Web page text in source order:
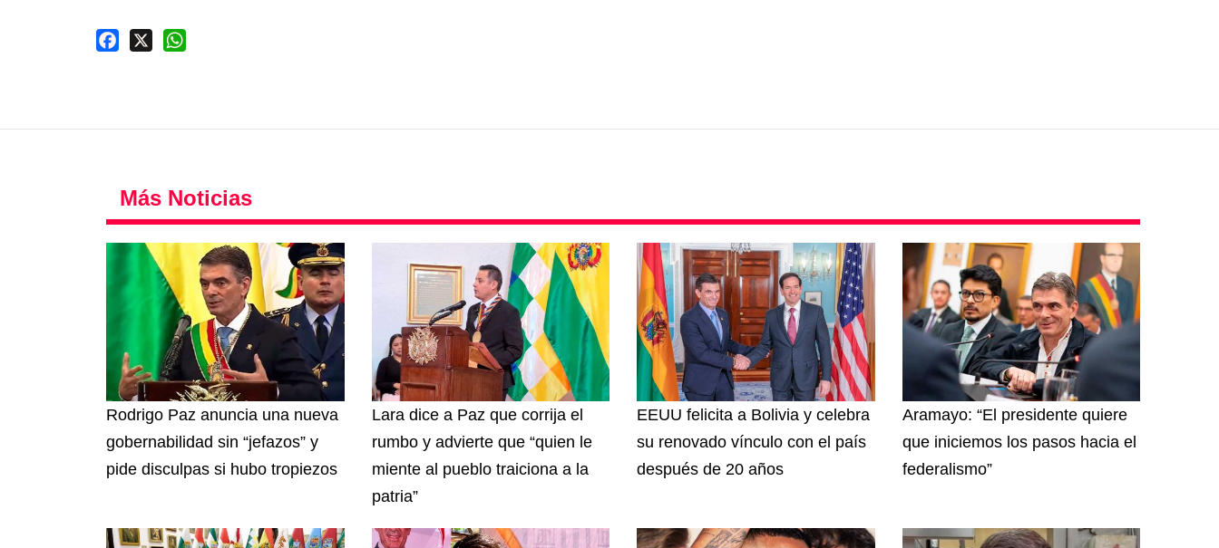
Facebook
Más Noticias
Rodrigo Paz anuncia una nueva
gobernabilidad sin “jefazos” y
pide disculpas si hubo tropiezos
Lara dice a Paz que corrija el
rumbo y advierte que “quien le
miente al pueblo traiciona a la
patria”
EEUU felicita a Bolivia y celebra
su renovado vínculo con el país
después de 20 años
Aramayo: “El presidente quiere
que iniciemos los pasos hacia el
federalismo”